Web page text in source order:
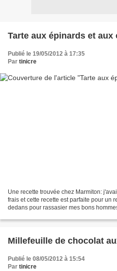
Tarte aux épinards et aux
Publié le 19/05/2012 à 17:35
Par tinicre
Une recette trouvée chez Marmiton:
frais et cette recette est parfaite pour un
dedans pour rassasier mes bons
Millefeuille de chocolat
Publié le 08/05/2012 à 15:54
Par tinicre